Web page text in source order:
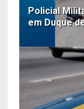
Policial
em Duque